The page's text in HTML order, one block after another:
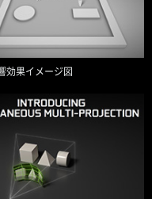
効果イメージ図